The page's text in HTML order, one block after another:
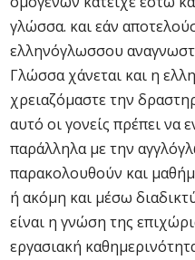
γλώσσα. και εάν
ελληνόγλωσσου
Γλώσσα χάνεται και η
χρειαζόμαστε την
αυτό οι γονείς πρέπει να
παράλληλα με την
παρακολουθούν και
ή ακόμη και μέσω
είναι η γνώση της
εργασιακή